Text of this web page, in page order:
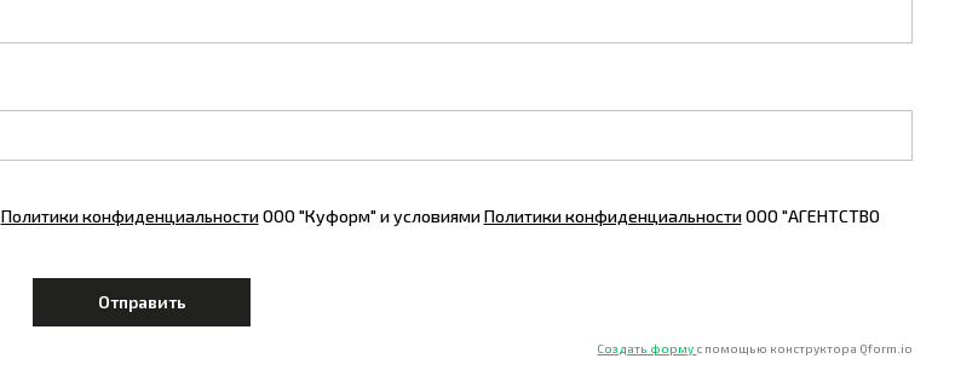
Политики конфиденциальностиООО "Куформ" и условиямиПолитики конфиденциальностиООО "АГЕНТСТВО
Создать форму с помощью конструктора Qform.io